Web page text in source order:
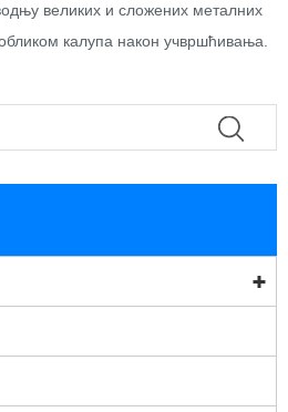
великих и сложених металних
калупа након учвршћивања.